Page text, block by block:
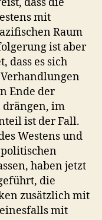
mit
Raum
ist aber
dass es sich
Ende der
drängen, im
ist der Fall.
Westens und
politischen
haben jetzt
die
zusätzlich mit
mit